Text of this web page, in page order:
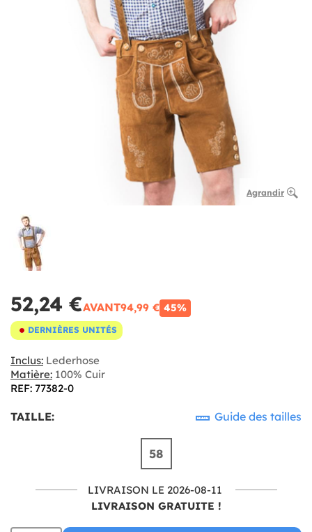
Agrandir
52,24 €AVANT94,99 € 45%
DERNIÈRES UNITÉS
Inclus: Lederhose
Matière: 100% Cuir
REF: 77382-0
TAILLE: Guide des tailles
58
LIVRAISON LE 2026-08-11
LIVRAISON GRATUITE !